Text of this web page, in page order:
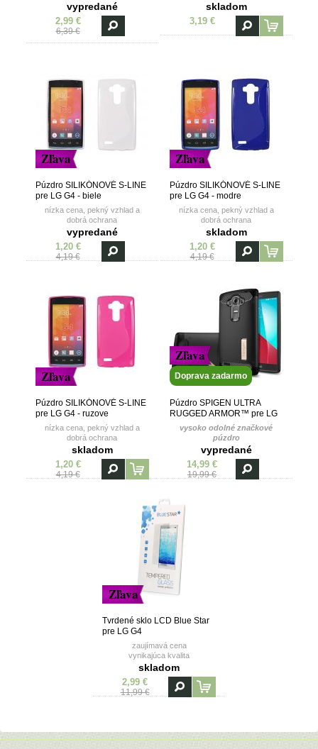
vypredané
2,99 €
6,39 €
skladom
3,19 €
Zľava
Púzdro SILIKÓNOVÉ S-LINE
pre LG G4 - biele
nízka cena, pekný vzhlad a
dobrá ochrana
vypredané
1,20 €
4,19 €
Zľava
Púzdro SILIKÓNOVÉ S-LINE
pre LG G4 - modre
nízka cena, pekný vzhlad a
dobrá ochrana
skladom
1,20 €
4,19 €
Zľava
Púzdro SILIKÓNOVÉ S-LINE
pre LG G4 - ruzove
nízka cena, pekný vzhlad a
dobrá ochrana
skladom
1,20 €
4,19 €
Zľava
Doprava zadarmo
Púzdro SPIGEN ULTRA
RUGGED ARMOR™ pre LG
G4 - čierne
vysoko odolné značkové
púzdro
vypredané
14,99 €
19,99 €
Zľava
Tvrdené sklo LCD Blue Star
pre LG G4
zaujímavá cena
vynikajúca kvalita
skladom
2,99 €
11,99 €